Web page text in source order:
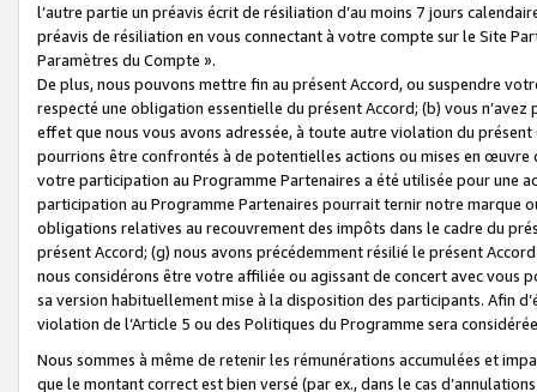
l’autre partie un préavis écrit de résiliation d’au moins 7 jours
préavis de résiliation en vous connectant à votre compte sur le Site
Paramètres du Compte ».
De plus, nous pouvons mettre fin au présent Accord, ou suspendre
respecté une obligation essentielle du présent Accord; (b) vous
effet que nous vous avons adressée, à toute autre violation du
pourrions être confrontés à de potentielles actions ou mises en
votre participation au Programme Partenaires a été utilisée pour une
participation au Programme Partenaires pourrait ternir notre marque
obligations relatives au recouvrement des impôts dans le cadre du
présent Accord; (g) nous avons précédemment résilié le présent
nous considérons être votre affiliée ou agissant de concert avec vous
sa version habituellement mise à la disposition des participants. Afin
violation de l’Article 5 ou des Politiques du Programme sera
Nous sommes à même de retenir les rémunérations accumulées et
que le montant correct est bien versé (par ex., dans le cas